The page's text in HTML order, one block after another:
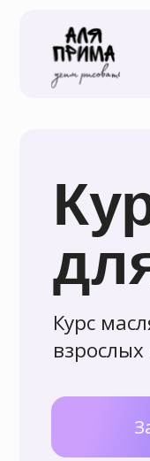
Курс
взрослых в